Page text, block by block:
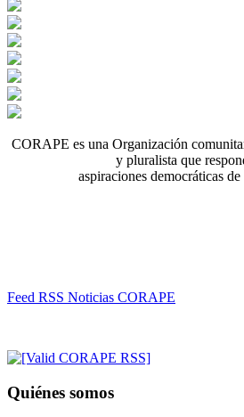
CORAPE es una Organización
y pluralista que
aspiraciones democráticas
Feed RSS Noticias CORAPE
Quiénes somos